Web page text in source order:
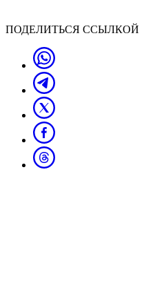
ПОДЕЛИТЬСЯ ССЫЛКОЙ